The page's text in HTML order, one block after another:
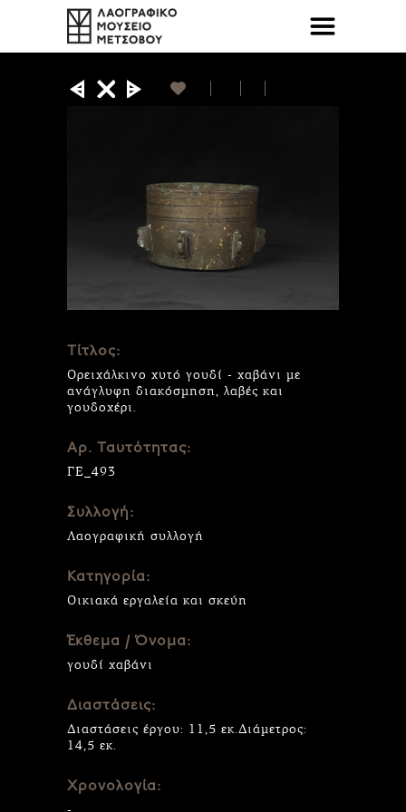
Τίτλος:
Ορειχάλκινο χυτό γουδί - χαβάνι με
ανάγλυφη διακόσμηση, λαβές και
γουδοχέρι.
Αρ. Ταυτότητας:
ΓΕ_493
Συλλογή:
Λαογραφική συλλογή
Κατηγορία:
Οικιακά εργαλεία και σκεύη
Έκθεμα / Όνομα:
γουδί χαβάνι
Διαστάσεις:
Διαστάσεις έργου: 11,5 εκ.Διάμετρος:
14,5 εκ.
Χρονολογία: